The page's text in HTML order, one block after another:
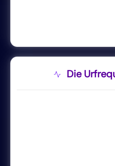
Die